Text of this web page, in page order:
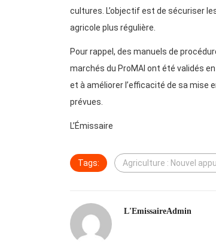
cultures. L’objectif est de sécuriser
agricole plus régulière.
Pour rappel, des manuels de
marchés du ProMAI ont été validés
et à améliorer l’efficacité de sa mise
prévues.
L’Émissaire
Tags: Agriculture : Nouvel
L'EmissaireAdmin